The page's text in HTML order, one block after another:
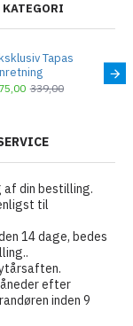
KATEGORI
Tapas
339,00
din bestilling.
til
14 dage, bedes
efter
inden 9